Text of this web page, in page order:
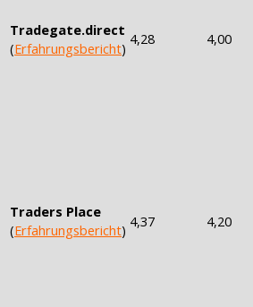
Tradegate.direct
(Erfahrungsbericht)
4,28 4,00
Traders Place
(Erfahrungsbericht) 4,37 4,20